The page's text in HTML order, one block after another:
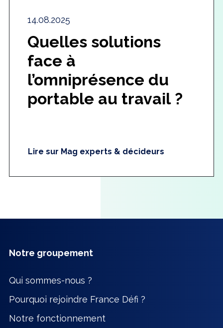
14.08.2025
Quelles solutions
face à
l’omniprésence du
portable au travail ?
Lire sur Mag experts & décideurs
Notre groupement
Qui sommes-nous ?
Pourquoi rejoindre France Défi ?
Notre fonctionnement